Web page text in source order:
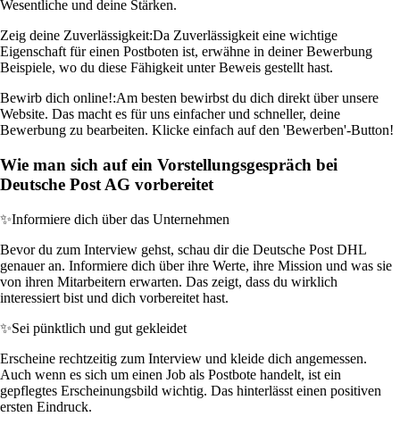
Wesentliche und deine Stärken.
Zeig deine Zuverlässigkeit:Da Zuverlässigkeit eine wichtige
Eigenschaft für einen Postboten ist, erwähne in deiner Bewerbung
Beispiele, wo du diese Fähigkeit unter Beweis gestellt hast.
Bewirb dich online!:Am besten bewirbst du dich direkt über unsere
Website. Das macht es für uns einfacher und schneller, deine
Bewerbung zu bearbeiten. Klicke einfach auf den 'Bewerben'-Button!
Wie man sich auf ein Vorstellungsgespräch bei
Deutsche Post AG vorbereitet
✨Informiere dich über das Unternehmen
Bevor du zum Interview gehst, schau dir die Deutsche Post DHL
genauer an. Informiere dich über ihre Werte, ihre Mission und was sie
von ihren Mitarbeitern erwarten. Das zeigt, dass du wirklich
interessiert bist und dich vorbereitet hast.
✨Sei pünktlich und gut gekleidet
Erscheine rechtzeitig zum Interview und kleide dich angemessen.
Auch wenn es sich um einen Job als Postbote handelt, ist ein
gepflegtes Erscheinungsbild wichtig. Das hinterlässt einen positiven
ersten Eindruck.